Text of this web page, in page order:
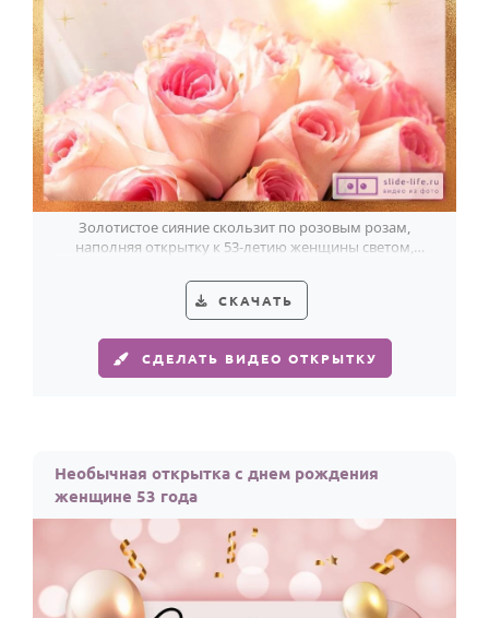
Золотистое сияние скользит по розовым розам,
наполняя открытку к 53-летию женщины светом,
СКАЧАТЬ
СДЕЛАТЬ ВИДЕО ОТКРЫТКУ
Необычная открытка с днем рождения
женщине 53 года